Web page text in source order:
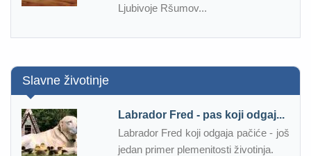
Ljubivoje Ršumov...
Slavne životinje
Labrador Fred - pas koji odgaj...
Labrador Fred koji odgaja pačiće - još
jedan primer plemenitosti životinja.